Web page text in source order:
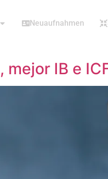
Neuaufnahmen
mejor IB e